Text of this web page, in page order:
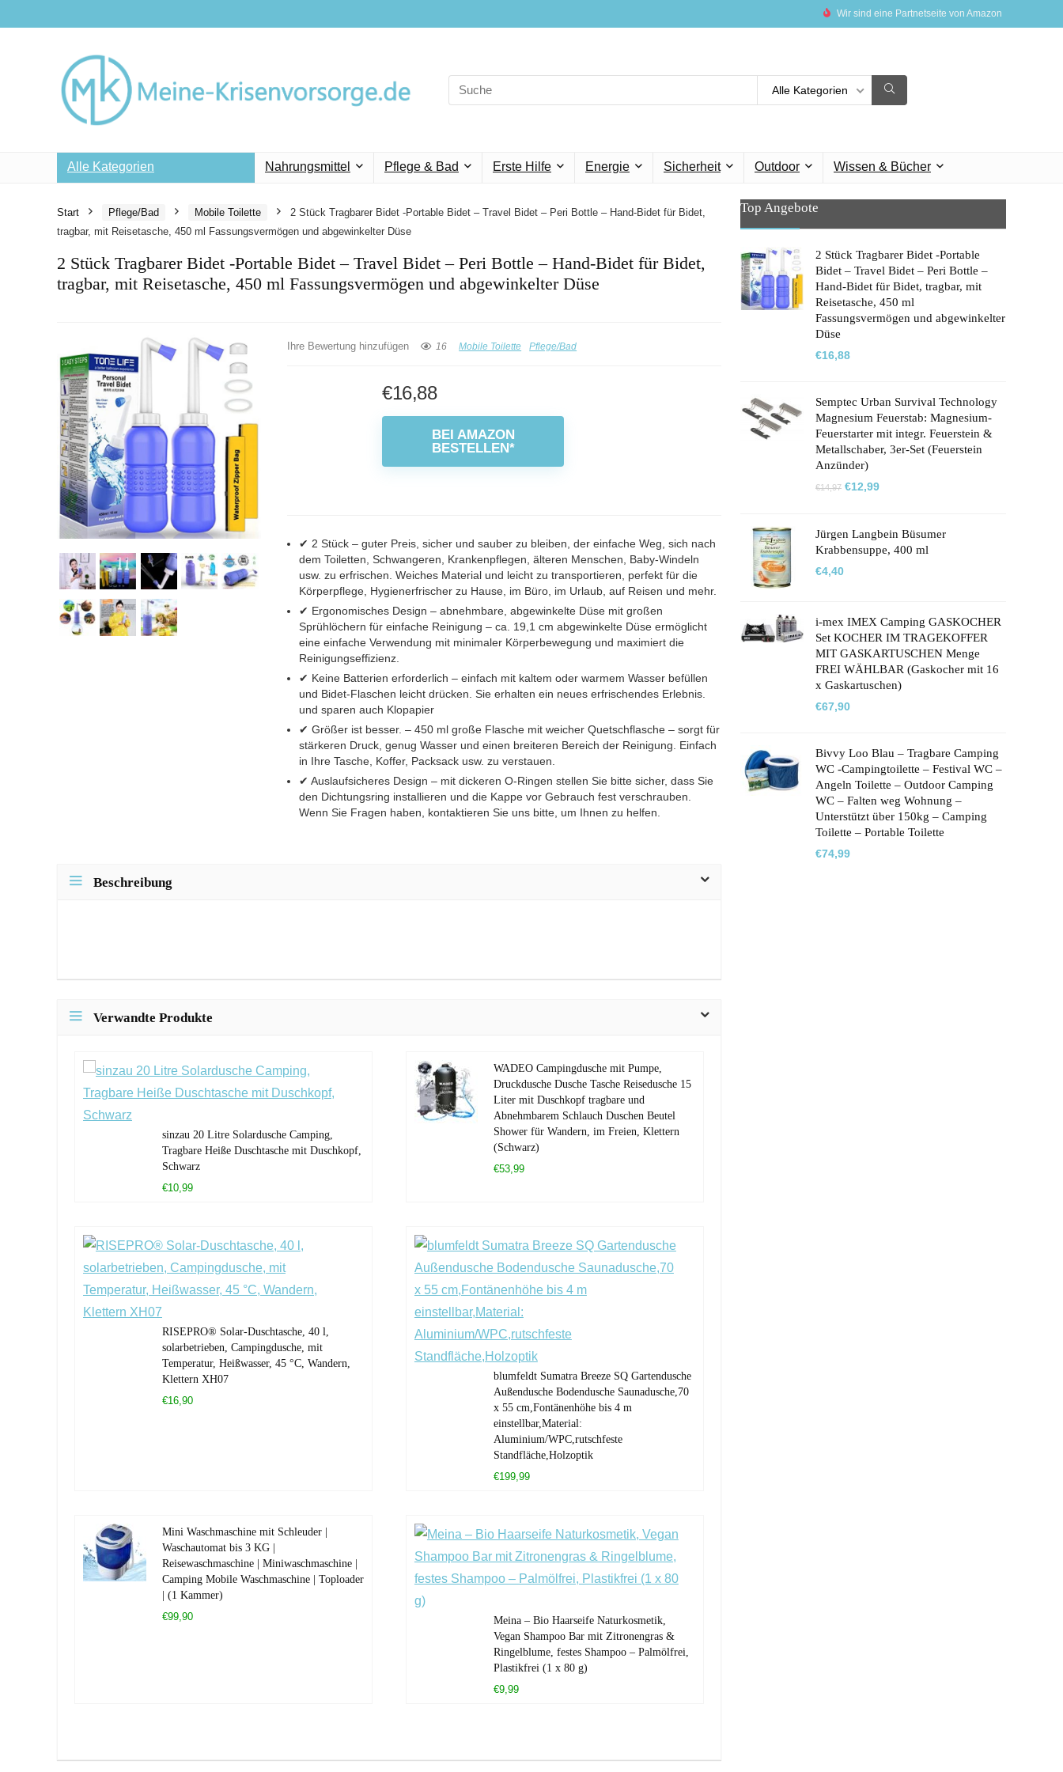
Wir sind eine Partnetseite von Amazon
Search
for:
Alle Kategorien
Alle Kategorien Nahrungsmittel Pflege & Bad Erste Hilfe Energie Sicherheit Outdoor Wissen & Bücher
Start Pflege/Bad Mobile Toilette
2 Stück Tragbarer Bidet -Portable Bidet – Travel Bidet – Peri Bottle – Hand-Bidet für Bidet,
tragbar, mit Reisetasche, 450 ml Fassungsvermögen und abgewinkelter Düse
2 Stück Tragbarer Bidet -Portable Bidet – Travel Bidet – Peri Bottle – Hand-Bidet für Bidet,
tragbar, mit Reisetasche, 450 ml Fassungsvermögen und abgewinkelter Düse
Ihre Bewertung hinzufügen 16 Mobile Toilette Pflege/Bad
€16,88
BEI AMAZON
BESTELLEN*
✔ 2 Stück – guter Preis, sicher und sauber zu bleiben, der einfache Weg, sich nach
dem Toiletten, Schwangeren, Krankenpflegen, älteren Menschen, Baby-Windeln
usw. zu erfrischen. Weiches Material und leicht zu transportieren, perfekt für die
Körperpflege, Hygienerfrischer zu Hause, im Büro, im Urlaub, auf Reisen und mehr.
✔ Ergonomisches Design – abnehmbare, abgewinkelte Düse mit großen
Sprühlöchern für einfache Reinigung – ca. 19,1 cm abgewinkelte Düse ermöglicht
eine einfache Verwendung mit minimaler Körperbewegung und maximiert die
Reinigungseffizienz.
✔ Keine Batterien erforderlich – einfach mit kaltem oder warmem Wasser befüllen
und Bidet-Flaschen leicht drücken. Sie erhalten ein neues erfrischendes Erlebnis.
und sparen auch Klopapier
✔ Größer ist besser. – 450 ml große Flasche mit weicher Quetschflasche – sorgt für
stärkeren Druck, genug Wasser und einen breiteren Bereich der Reinigung. Einfach
in Ihre Tasche, Koffer, Packsack usw. zu verstauen.
✔ Auslaufsicheres Design – mit dickeren O-Ringen stellen Sie bitte sicher, dass Sie
den Dichtungsring installieren und die Kappe vor Gebrauch fest verschrauben.
Wenn Sie Fragen haben, kontaktieren Sie uns bitte, um Ihnen zu helfen.
Beschreibung
Verwandte Produkte
sinzau 20 Litre Solardusche Camping,
Tragbare Heiße Duschtasche mit Duschkopf,
Schwarz
€10,99
WADEO Campingdusche mit Pumpe,
Druckdusche Dusche Tasche Reisedusche 15
Liter mit Duschkopf tragbare und
Abnehmbarem Schlauch Duschen Beutel
Shower für Wandern, im Freien, Klettern
(Schwarz)
€53,99
RISEPRO® Solar-Duschtasche, 40 l,
solarbetrieben, Campingdusche, mit
Temperatur, Heißwasser, 45 °C, Wandern,
Klettern XH07
€16,90
blumfeldt Sumatra Breeze SQ Gartendusche
Außendusche Bodendusche Saunadusche,70
x 55 cm,Fontänenhöhe bis 4 m
einstellbar,Material:
Aluminium/WPC,rutschfeste
Standfläche,Holzoptik
€199,99
Mini Waschmaschine mit Schleuder |
Waschautomat bis 3 KG |
Reisewaschmaschine | Miniwaschmaschine |
Camping Mobile Waschmaschine | Toploader
| (1 Kammer)
€99,90
Meina – Bio Haarseife Naturkosmetik,
Vegan Shampoo Bar mit Zitronengras &
Ringelblume, festes Shampoo – Palmölfrei,
Plastikfrei (1 x 80 g)
€9,99
Top Angebote
2 Stück Tragbarer Bidet -Portable
Bidet – Travel Bidet – Peri Bottle –
Hand-Bidet für Bidet, tragbar, mit
Reisetasche, 450 ml
Fassungsvermögen und abgewinkelter
Düse
€16,88
Semptec Urban Survival Technology
Magnesium Feuerstab: Magnesium-
Feuerstarter mit integr. Feuerstein &
Metallschaber, 3er-Set (Feuerstein
Anzünder)
€14,97 Ursprünglicher
€12,99Aktueller
Jürgen Langbein Büsumer
Krabbensuppe, 400 ml
€4,40
i-mex IMEX Camping GASKOCHER
Set KOCHER IM TRAGEKOFFER
MIT GASKARTUSCHEN Menge
FREI WÄHLBAR (Gaskocher mit 16
x Gaskartuschen)
€67,90
Bivvy Loo Blau – Tragbare Camping
WC -Campingtoilette – Festival WC –
Angeln Toilette – Outdoor Camping
WC – Falten weg Wohnung –
Unterstützt über 150kg – Camping
Toilette – Portable Toilette
€74,99